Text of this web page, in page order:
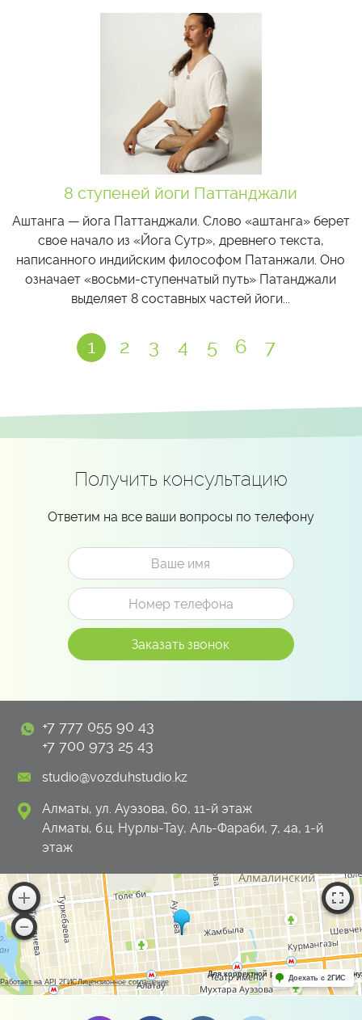
8 ступеней йоги Паттанджали
Аштанга — йога Паттанджали. Слово «aштанга» берет
свое начало из «Йога Сутр», древнего текста,
написанного индийским философом Патанжали. Оно
означает «восьми-ступенчатый путь» Патанджали
выделяет 8 составных частей йоги...
1 2 3 4 5 6 7
Получить консультацию
Ответим на все ваши вопросы по телефону
+7 777 055 90 43
+7 700 973 25 43
studio@vozduhstudio.kz
Алматы, ул. Ауэзова, 60, 11-й этаж
Алматы, б.ц. Нурлы-Тау, Аль-Фараби, 7, 4а, 1-й
этаж
Работает на API 2ГИСЛицензионное соглашение
Для корректной работы Raster JS API
Доехать с 2ГИС